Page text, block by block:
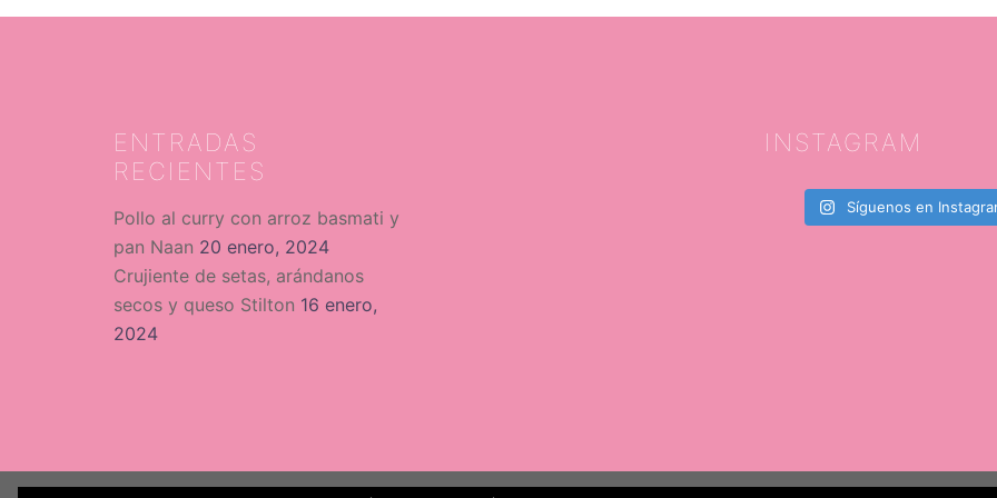
ENTRADAS
RECIENTES
Pollo al curry con arroz basmati y
pan Naan 20 enero, 2024
Crujiente de setas, arándanos
secos y queso Stilton 16 enero,
2024
INSTAGRAM
Síguenos en